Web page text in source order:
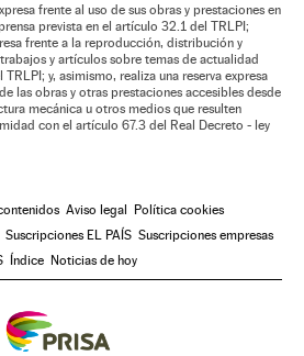
frente al uso de sus obras y prestaciones en
prevista en el artículo 32.1 del TRLPI;
frente a la reproducción, distribución y
y artículos sobre temas de actualidad
y, asimismo, realiza una reserva expresa
las obras y otras prestaciones accesibles desde
mecánica u otros medios que resulten
con el artículo 67.3 del Real Decreto - ley
Aviso legal Política cookies
Suscripciones EL PAÍS Suscripciones empresas
Índice Noticias de hoy